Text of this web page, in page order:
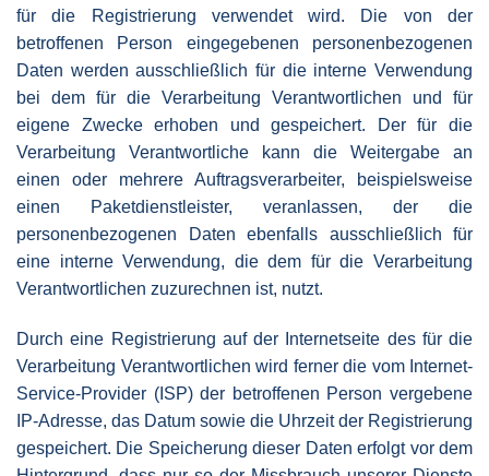
für die Registrierung verwendet wird. Die von der
betroffenen Person eingegebenen personenbezogenen
Daten werden ausschließlich für die interne Verwendung
bei dem für die Verarbeitung Verantwortlichen und für
eigene Zwecke erhoben und gespeichert. Der für die
Verarbeitung Verantwortliche kann die Weitergabe an
einen oder mehrere Auftragsverarbeiter, beispielsweise
einen Paketdienstleister, veranlassen, der die
personenbezogenen Daten ebenfalls ausschließlich für
eine interne Verwendung, die dem für die Verarbeitung
Verantwortlichen zuzurechnen ist, nutzt.
Durch eine Registrierung auf der Internetseite des für die
Verarbeitung Verantwortlichen wird ferner die vom Internet-
Service-Provider (ISP) der betroffenen Person vergebene
IP-Adresse, das Datum sowie die Uhrzeit der Registrierung
gespeichert. Die Speicherung dieser Daten erfolgt vor dem